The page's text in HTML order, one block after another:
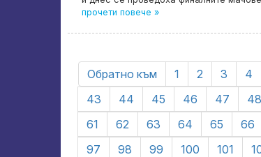
прочети повече »
Обратно към 1 2 3 4
43
44 45 46 47 48
61
62 63 64 65 66
97
98 99 100 101